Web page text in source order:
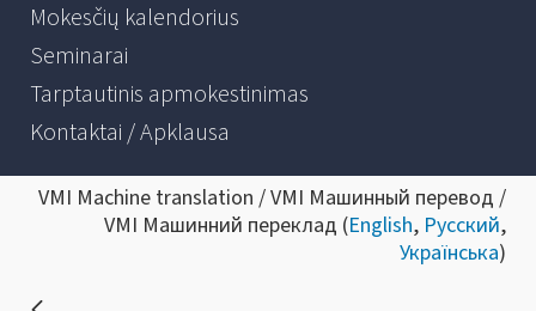
Mokesčių kalendorius
Seminarai
Tarptautinis apmokestinimas
Kontaktai / Apklausa
VMI Machine translation / VMI Машинный перевод /
VMI Машинний переклад (English, Русский,
Українська)